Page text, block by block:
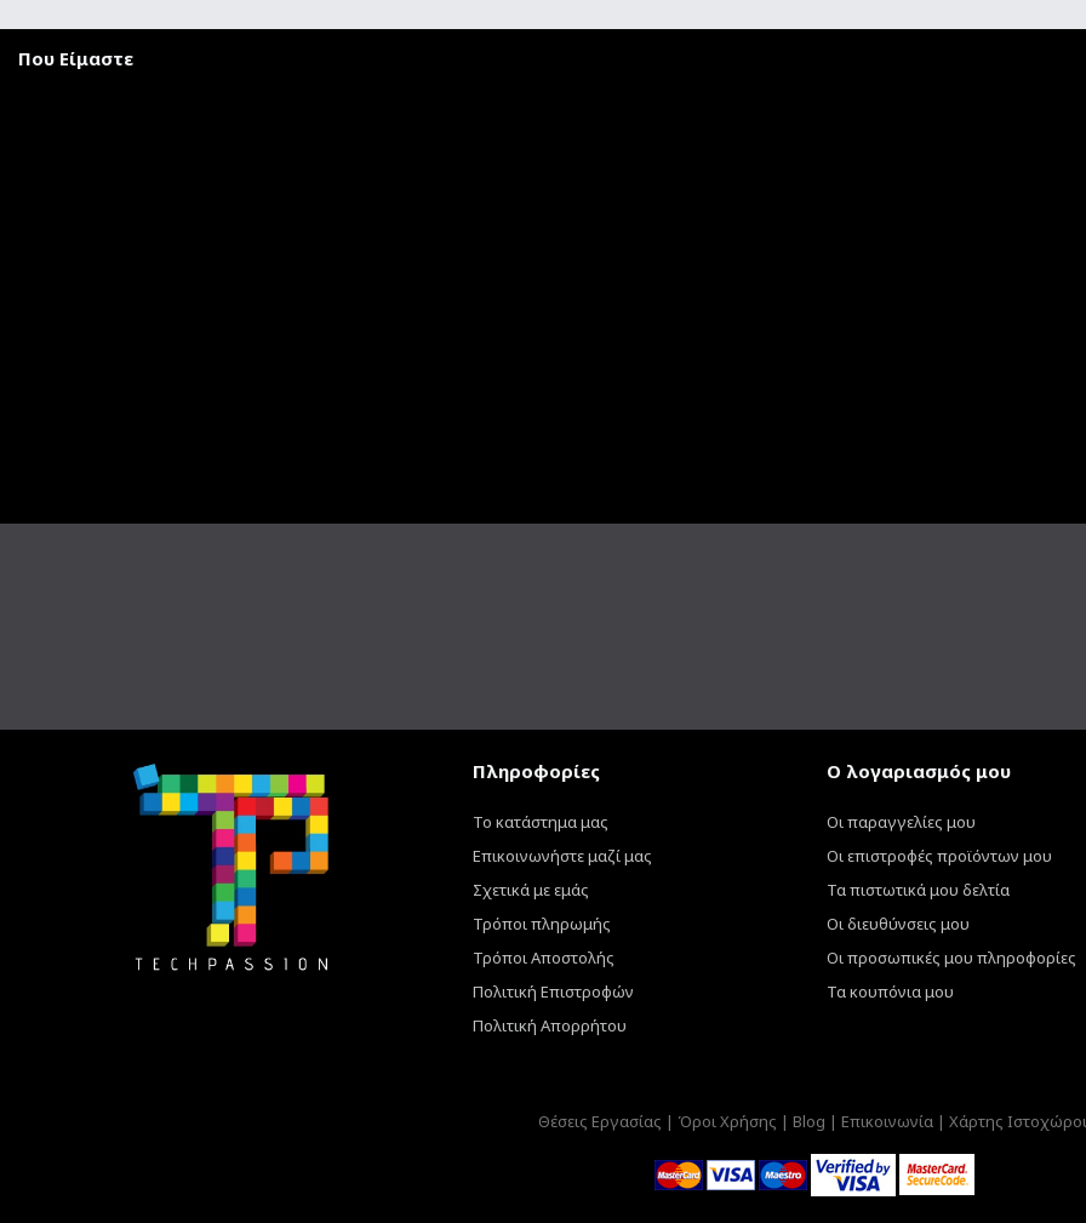
Που Είμαστε
Πληροφορίες
Το κατάστημα μας
Επικοινωνήστε μαζί μας
Σχετικά με εμάς
Τρόποι πληρωμής
Τρόποι Αποστολής
Πολιτική Επιστροφών
Πολιτική Απορρήτου
Ο λογαριασμός μου
Οι παραγγελίες μου
Οι επιστροφές προϊόντων μου
Τα πιστωτικά μου δελτία
Οι διευθύνσεις μου
Οι προσωπικές μου πληροφορίες
Τα κουπόνια μου
Θέσεις Εργασίας | Όροι Χρήσης | Blog | Επικοινωνία | Χάρτης